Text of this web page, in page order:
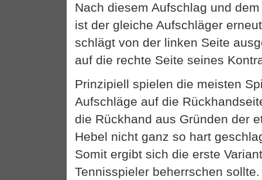
Nach diesem Aufschlag und
ist der gleiche Aufschläger
schlägt von der linken Seite
auf die rechte Seite seines
Prinzipiell spielen die meisten
Aufschläge auf die
die Rückhand aus Gründen der
Hebel nicht ganz so hart
Somit ergibt sich die erste
Tennisspieler beherrschen